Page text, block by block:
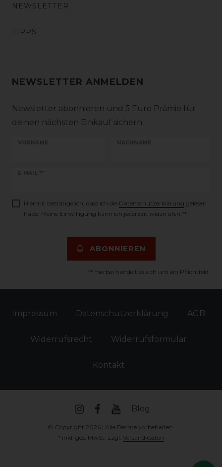
NEWSLETTER
TIPPS
NEWSLETTER ANMELDEN
Newsletter abonnieren und 5 Euro Prämie für
deinen nächsten Einkauf sichern
VORNAME NACHNAME
E-MAIL **
Newsletter
Hiermit bestätige ich, dass ich die Daten­schutz­erklärung gelesen
habe. Meine Einwilligung kann ich jederzeit widerrufen.**
ABONNIEREN
** Hierbei handelt es sich um ein Pflichtfeld.
Impressum Daten­schutz­erklärung AGB
Widerrufs­recht Widerrufs­formular
Kontakt
Blog
© Copyright 2026 | Alle Rechte vorbehalten.
* inkl. ges. MwSt. zzgl. Versandkosten